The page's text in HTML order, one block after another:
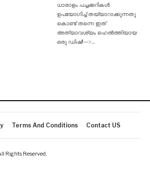
ധാരാളം പച്ചക്കറികൾ
ഉപയോഗിച്ച് തയ്യാറാക്കുന്നതു
കൊണ്ട് തന്നെ ഇത്
അത്യാവശ്യം ഹെൽത്തിയായ
ഒരു ഡിഷ്!-->…
Terms And Conditions Contact US
Rights Reserved.